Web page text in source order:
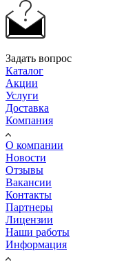
Задать вопрос
Каталог
Акции
Услуги
Доставка
Компания
О компании
Новости
Отзывы
Вакансии
Контакты
Партнеры
Лицензии
Наши работы
Информация